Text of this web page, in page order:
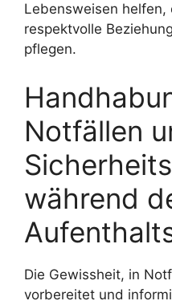
Lebensweisen helfen,
respektvolle
pflegen.
Notfällen
während
Die Gewissheit, in
vorbereitet und